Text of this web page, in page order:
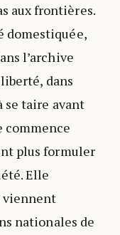
aux frontières.
domestiquée,
l’archive
dans
se taire avant
commence
plus formuler
Elle
viennent
nationales de